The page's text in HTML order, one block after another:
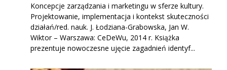
Koncepcje zarządzania i marketingu w sferze kultury.
Projektowanie, implementacja i kontekst skuteczności
działań/red. nauk. J. Łodziana-Grabowska, Jan W.
Wiktor – Warszawa: CeDeWu, 2014 r. Książka
prezentuje nowoczesne ujęcie zagadnień identyf...